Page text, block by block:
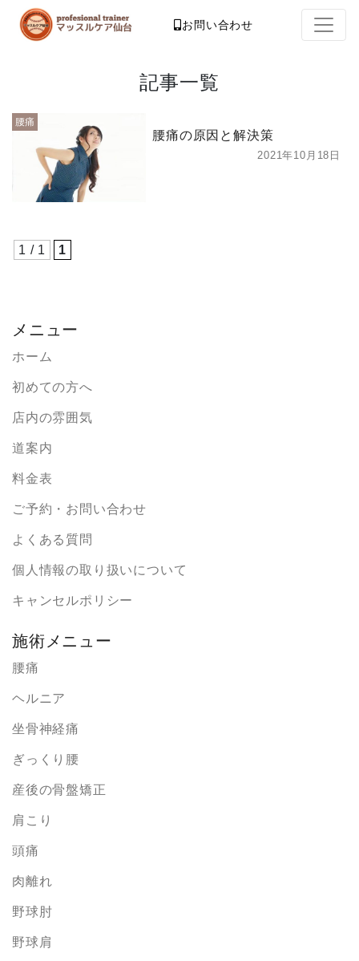
お問い合わせ
記事一覧
腰痛
腰痛の原因と解決策
2021年10月18日
1 / 1 1
メニュー
ホーム
初めての方へ
店内の雰囲気
道案内
料金表
ご予約・お問い合わせ
よくある質問
個人情報の取り扱いについて
キャンセルポリシー
施術メニュー
腰痛
ヘルニア
坐骨神経痛
ぎっくり腰
産後の骨盤矯正
肩こり
頭痛
肉離れ
野球肘
野球肩